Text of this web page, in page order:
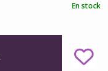
En stock